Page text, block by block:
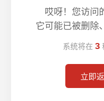
哎呀！您访问
它可能已被删除
系统将在 3
立即